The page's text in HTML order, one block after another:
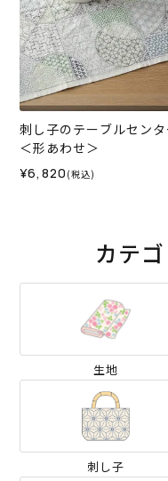
刺し子のテーブルセンタ
＜形あわせ＞
¥6,820 (税込)
カテ
生地
刺し子